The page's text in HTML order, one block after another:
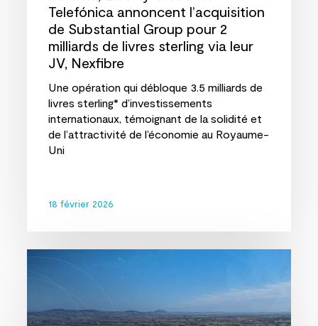
Nexfibre
Telefónica annoncent l’acquisition
de Substantial Group pour 2
milliards de livres sterling via leur
JV, Nexfibre
Une opération qui débloque 3.5 milliards de
livres sterling* d’investissements
internationaux, témoignant de la solidité et
de l’attractivité de l’économie au Royaume-
Uni
18 février 2026
inédit